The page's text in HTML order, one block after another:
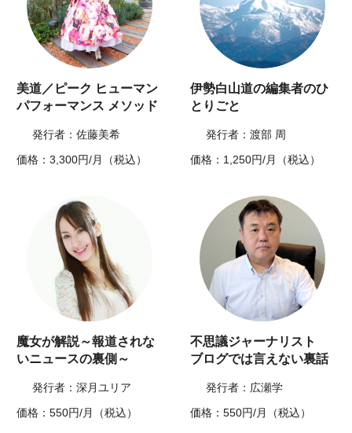
美道／ピーク ヒューマン
パフォーマンス メソッド
発行者：佐藤美希
価格：3,300円/月（税込）
伊勢白山道の編集者のひ
とりごと
発行者：渡部 周
価格：1,250円/月（税込）
魔女が解説～報道されな
いニュースの裏側～
発行者：深月ユリア
価格：550円/月（税込）
不思議ジャーナリスト
ブログでは言えない裏話
発行者：広瀬学
価格：550円/月（税込）